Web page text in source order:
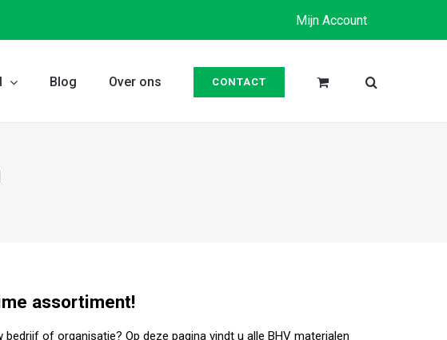
Mijn Account
Blog Over ons CONTACT
assortiment!
of organisatie? Op deze pagina vindt u alle BHV materialen